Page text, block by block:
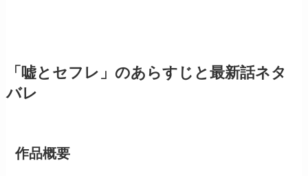
「嘘とセフレ」のあらすじと最新話ネタ
バレ
作品概要